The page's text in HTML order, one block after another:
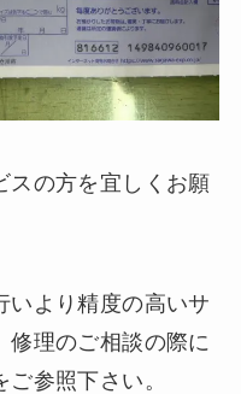
スの方を宜しくお願
いより精度の高いサ
修理のご相談の際に
参照下さい。